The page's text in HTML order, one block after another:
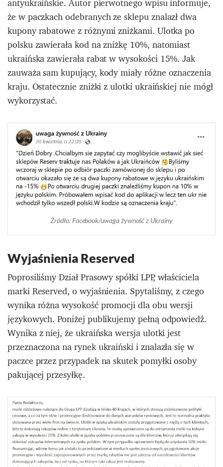
że w paczkach odebranych ze sklepu znalazł dwa
kupony rabatowe z różnymi zniżkami. Ulotka po
polsku zawierała kod na zniżkę 10%, natomiast
ukraińska zawierała rabat w wysokości 15%. Jak
zauważa sam kupujący, kody miały różne oznaczenia
kraju. Ostatecznie zniżki z ulotki ukraińskiej nie mógł
wykorzystać.
Źródło: Facebook/uwaga żywność z Ukrainy
Wyjaśnienia Reserved
Poprosiliśmy Dział Prasowy spółki LPP, właściciela
marki Reserved, o wyjaśnienia. Spytaliśmy, z czego
wynika różna wysokość promocji dla obu wersji
językowych. Poniżej publikujemy pełną odpowiedź.
Wynika z niej, że ukraińska wersja ulotki jest
przeznaczona na rynek ukraiński i znalazła się w
paczce przez przypadek na skutek pomyłki osoby
pakującej przesyłkę.